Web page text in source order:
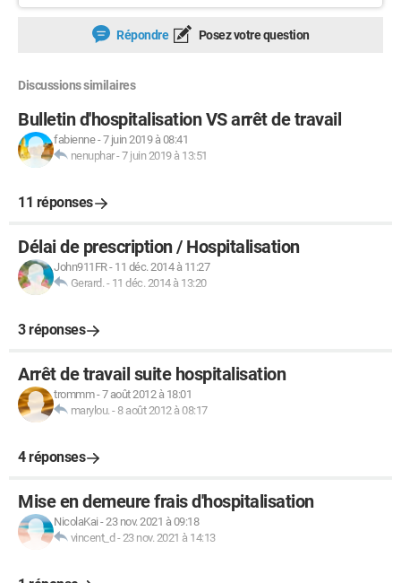
Répondre Posez votre question
Discussions similaires
Bulletin d'hospitalisation VS arrêt de travail
fabienne-7 juin 2019 à 08:41
nenuphar-7 juin 2019 à 13:51
11 réponses
Délai de prescription / Hospitalisation
John911FR- 11 déc. 2014 à 11:27
Gerard. - 11 déc. 2014 à 13:20
3 réponses
Arrêt de travail suite hospitalisation
trommm-7 août 2012 à 18:01
marylou. - 8 août 2012 à 08:17
4 réponses
Mise en demeure frais d'hospitalisation
NicolaKai -23 nov. 2021 à 09:18
vincent_d -23 nov. 2021 à 14:13